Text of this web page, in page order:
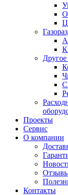
Проекты
Сервис
О компании
Контакты